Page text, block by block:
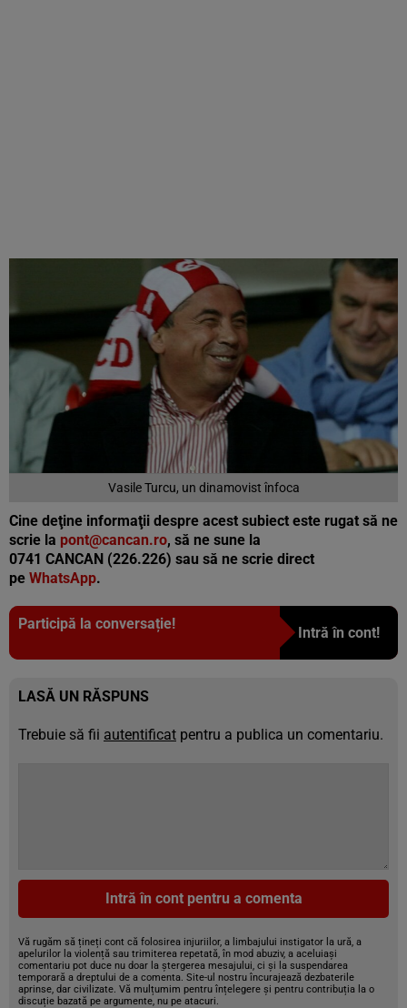
Vasile Turcu, un dinamovist înfoca
Cine deţine informaţii despre acest subiect este rugat să ne
scrie la pont@cancan.ro, să ne sune la
0741 CANCAN (226.226) sau să ne scrie direct
pe WhatsApp.
Participă la conversație!
Intră în cont!
LASĂ UN RĂSPUNS
Trebuie să fii autentificat pentru a publica un comentariu.
Intră în cont pentru a comenta
Vă rugăm să țineți cont că folosirea injuriilor, a limbajului instigator la ură, a
apelurilor la violență sau trimiterea repetată, în mod abuziv, a aceluiași
comentariu pot duce nu doar la ștergerea mesajului, ci și la suspendarea
temporară a dreptului de a comenta. Site-ul nostru încurajează dezbaterile
aprinse, dar civilizate. Vă mulțumim pentru înțelegere și pentru contribuția la o
discuție bazată pe argumente, nu pe atacuri.